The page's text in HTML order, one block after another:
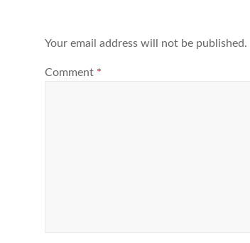
Your email address will not be published.
Comment *